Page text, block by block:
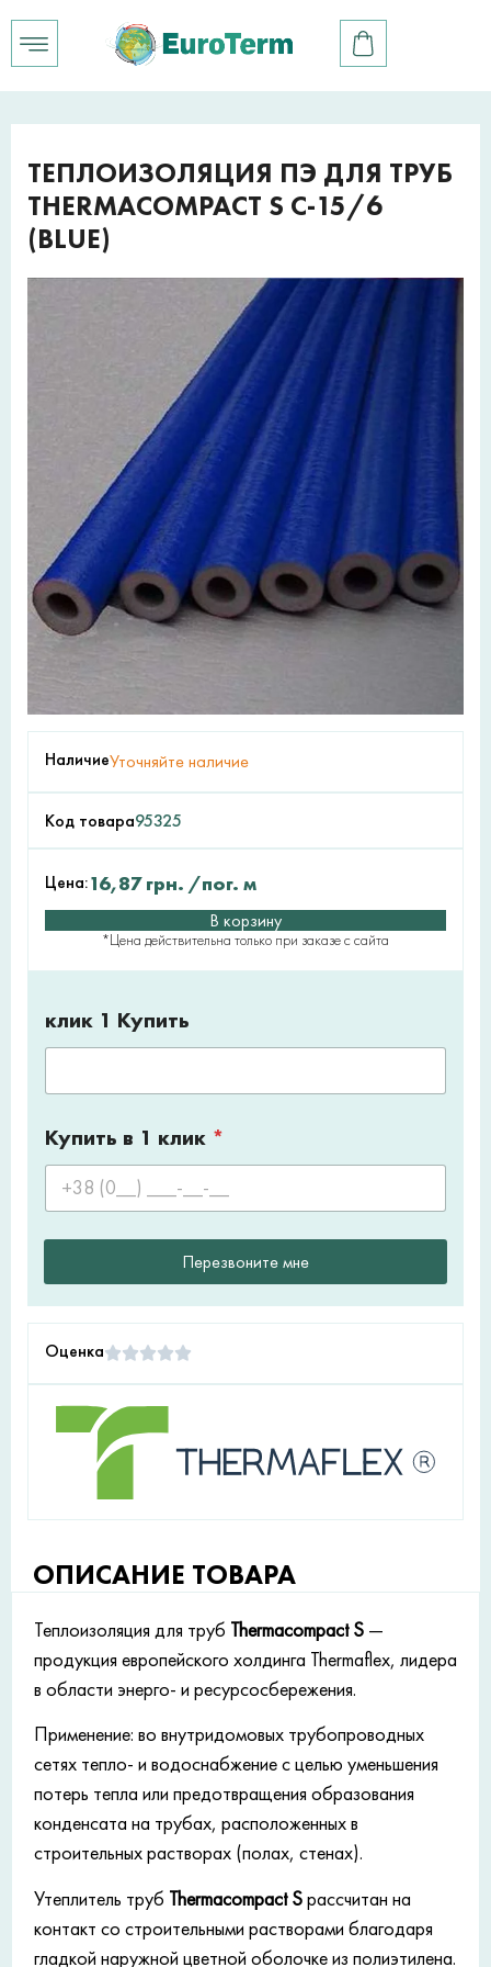
ТЕПЛОИЗОЛЯЦИЯ ПЭ ДЛЯ ТРУБ
THERMACOMPACT S C-15/6
(BLUE)
НаличиеУточняйте наличие
Код товара95325
Цена:16,87грн. /пог. м
В корзину
*Цена действительна только при заказе с сайта
клик 1 Купить
Купить в 1 клик *
Перезвоните мне
Оценка
ОПИСАНИЕ ТОВАРА
Теплоизоляция для труб Thermacompact S —
продукция европейского холдинга Thermaflex, лидера
в области энерго- и ресурсосбережения.
Применение: во внутридомовых трубопроводных
сетях тепло- и водоснабжение с целью уменьшения
потерь тепла или предотвращения образования
конденсата на трубах, расположенных в
строительных растворах (полах, стенах).
Утеплитель труб Thermacompact Sрассчитан на
контакт со строительными растворами благодаря
гладкой наружной цветной оболочке из полиэтилена.